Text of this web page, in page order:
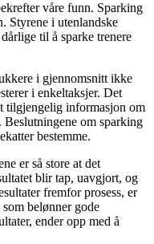
våre funn. Sparking
Styrene i utenlandske
til å sparke trenere
i gjennomsnitt ikke
i enkeltaksjer. Det
tilgjengelig informasjon om
Beslutningene om sparking
bestemme.
er så store at det
blir tap, uavgjort, og
fremfor prosess, er
belønner gode
ender opp med å